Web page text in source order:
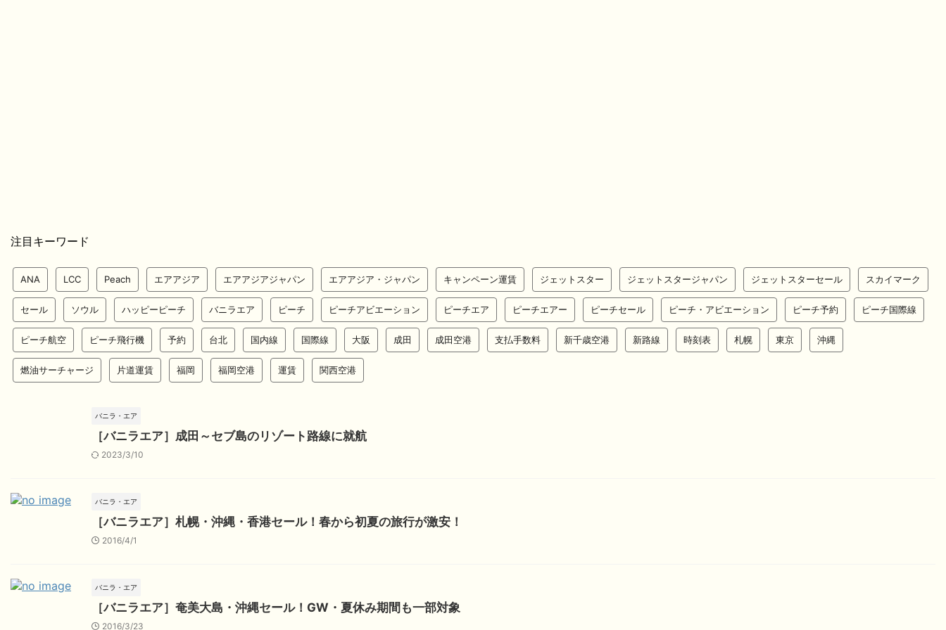
注目キーワード
ANA LCC Peach エアアジア エアアジアジャパン エアアジア・ジャパン キャンペーン運賃 ジェットスター ジェットスタージャパン ジェットスターセール スカイマーク
セール ソウル ハッピーピーチ バニラエア ピーチ ピーチアビエーション ピーチエア ピーチエアー ピーチセール ピーチ・アビエーション ピーチ予約 ピーチ国際線
ピーチ航空 ピーチ飛行機 予約 台北 国内線 国際線 大阪 成田 成田空港 支払手数料 新千歳空港 新路線 時刻表 札幌 東京 沖縄
燃油サーチャージ 片道運賃 福岡 福岡空港 運賃 関西空港
バニラ・エア
［バニラエア］成田～セブ島のリゾート路線に就航
2023/3/10
バニラ・エア
［バニラエア］札幌・沖縄・香港セール！春から初夏の旅行が激安！
2016/4/1
バニラ・エア
［バニラエア］奄美大島・沖縄セール！GW・夏休み期間も一部対象
2016/3/23